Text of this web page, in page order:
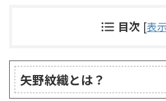
目次 [表示
矢野紋織とは？